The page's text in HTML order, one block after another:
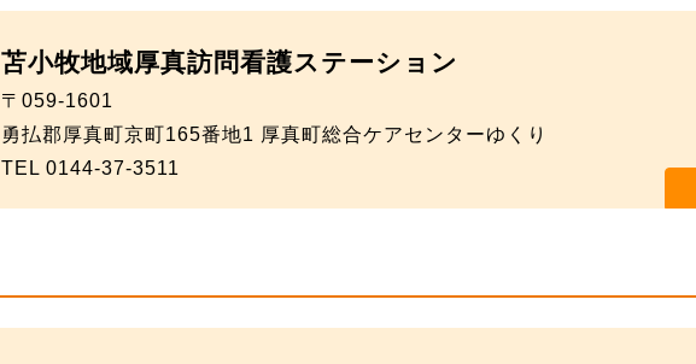
苫小牧地域厚真訪問看護ステーション
〒059-1601
勇払郡厚真町京町165番地1 厚真町総合ケアセンターゆくり
TEL 0144-37-3511